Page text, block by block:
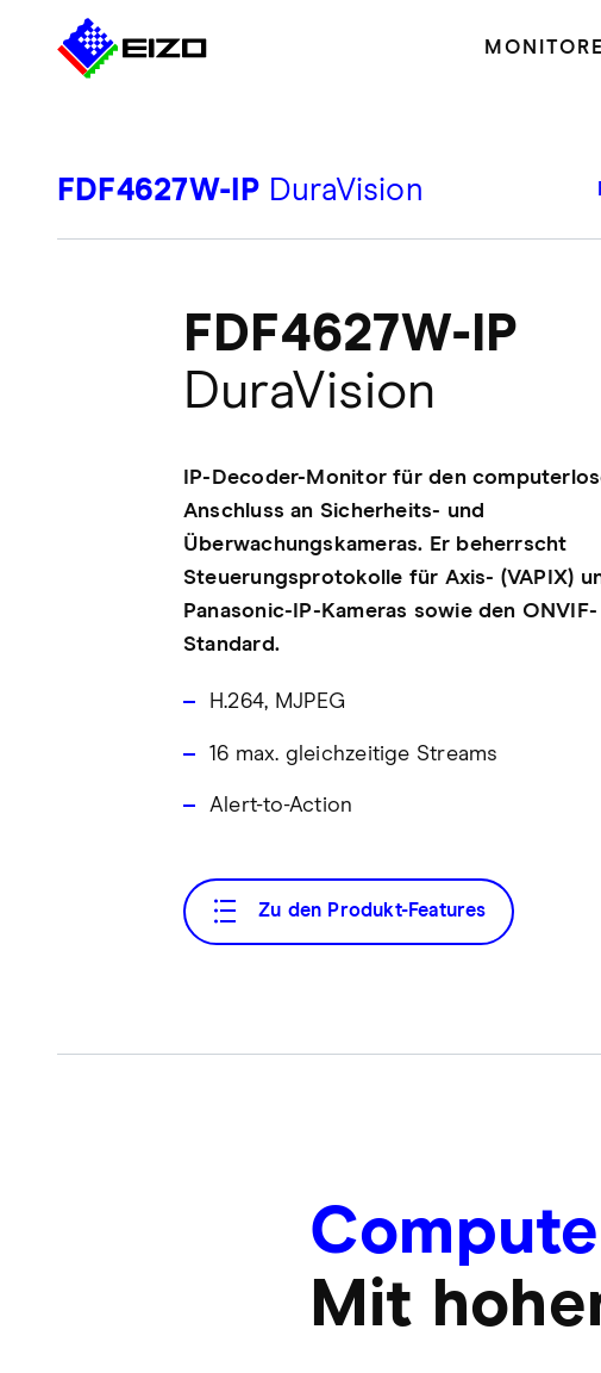
MONITORE
FDF4627W-IP DuraVision
FDF4627W-IP
DuraVision
IP-Decoder-Monitor für den
Anschluss an Sicherheits- und
Überwachungskameras. Er beherrscht
Steuerungsprotokolle für Axis- (VAPIX)
Panasonic-IP-Kameras sowie den ONVIF-
Standard.
H.264, MJPEG
16 max. gleichzeitige Streams
Alert-to-Action
Zu den Produkt-Features
Mit